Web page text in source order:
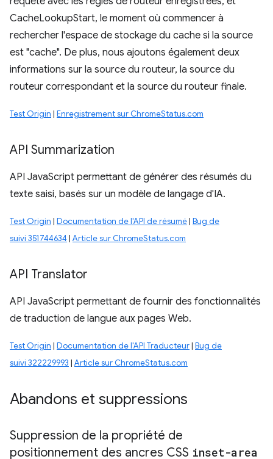
CacheLookupStart, le moment où commencer à
rechercher l'espace de stockage du cache si la source
est "cache". De plus, nous ajoutons également deux
informations sur la source du routeur, la source du
routeur correspondant et la source du routeur finale.
Test Origin | Enregistrement sur ChromeStatus.com
API Summarization
API JavaScript permettant de générer des résumés du
texte saisi, basés sur un modèle de langage d'IA.
Test Origin | Documentation de l'API de résumé| Bug de
suivi 351744634 | Article sur ChromeStatus.com
API Translator
API JavaScript permettant de fournir des fonctionnalités
de traduction de langue aux pages Web.
Test Origin | Documentation de l'API Traducteur| Bug de
suivi 322229993 | Article sur ChromeStatus.com
Abandons et suppressions
Suppression de la propriété de
positionnement des ancres CSS inset-area